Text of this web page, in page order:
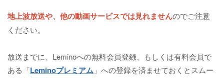
地上波放送や、他の動画サービスでは見れませんのでご注意
ください。
放送までに、Leminoへの無料会員登録、もしくは有料会員で
ある「Leminoプレミアム 」への登録を済ませておくとスムー